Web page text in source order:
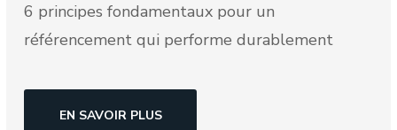
6 principes fondamentaux pour un
référencement qui performe durablement
EN SAVOIR PLUS